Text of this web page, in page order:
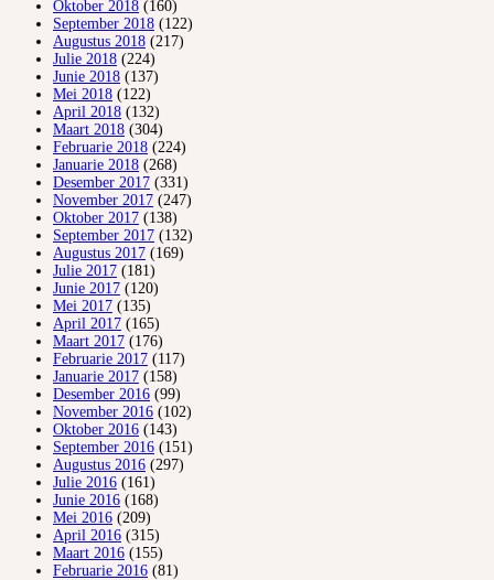
Oktober 2018 (160)
September 2018 (122)
Augustus 2018 (217)
Julie 2018 (224)
Junie 2018 (137)
Mei 2018 (122)
April 2018 (132)
Maart 2018 (304)
Februarie 2018 (224)
Januarie 2018 (268)
Desember 2017 (331)
November 2017 (247)
Oktober 2017 (138)
September 2017 (132)
Augustus 2017 (169)
Julie 2017 (181)
Junie 2017 (120)
Mei 2017 (135)
April 2017 (165)
Maart 2017 (176)
Februarie 2017 (117)
Januarie 2017 (158)
Desember 2016 (99)
November 2016 (102)
Oktober 2016 (143)
September 2016 (151)
Augustus 2016 (297)
Julie 2016 (161)
Junie 2016 (168)
Mei 2016 (209)
April 2016 (315)
Maart 2016 (155)
Februarie 2016 (81)